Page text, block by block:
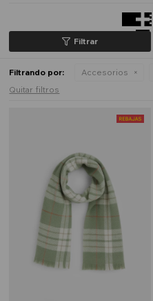
Filtrando por: Accesorios
Quitar filtros